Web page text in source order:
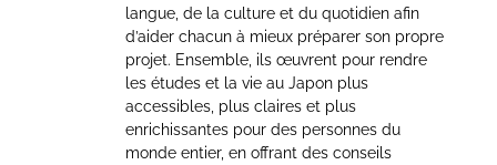
langue, de la culture et du quotidien afin
d’aider chacun à mieux préparer son propre
projet. Ensemble, ils œuvrent pour rendre
les études et la vie au Japon plus
accessibles, plus claires et plus
enrichissantes pour des personnes du
monde entier, en offrant des conseils